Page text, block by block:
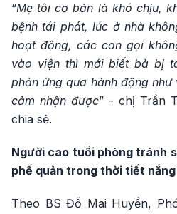
“Mẹ tôi cơ bản là khó chịu,
bệnh tái phát, lúc ở nhà
hoạt động, các con gọi
vào viện thì mới biết bà bị
phản ứng qua hành động
cảm nhận được” - chị Trần
chia sẻ.
Người cao tuổi phòng tránh
phế quản trong thời tiết
Theo BS Đỗ Mai Huyền,